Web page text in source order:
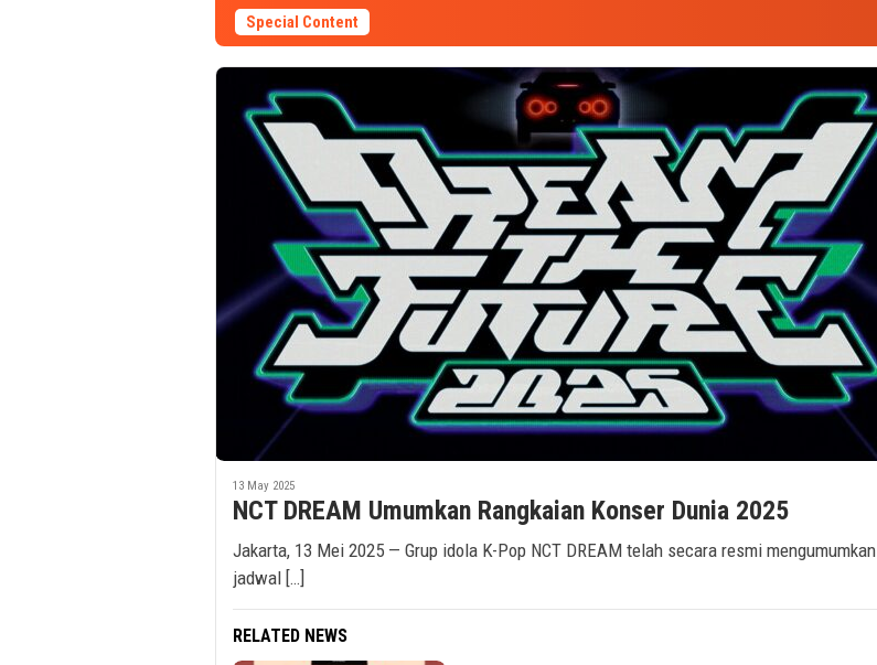
Special Content
13 May 2025
NCT DREAM Umumkan Rangkaian Konser Dunia 2025
Jakarta, 13 Mei 2025 — Grup idola K-Pop NCT DREAM telah secara resmi mengumumkan
jadwal […]
RELATED NEWS